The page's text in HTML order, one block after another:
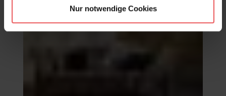
Nur notwendige Cookies